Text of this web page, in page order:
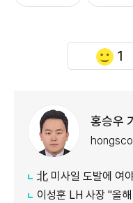
1
홍승우
北 미사일 도발에 여야
이성훈 LH 사장 "올해 '공급